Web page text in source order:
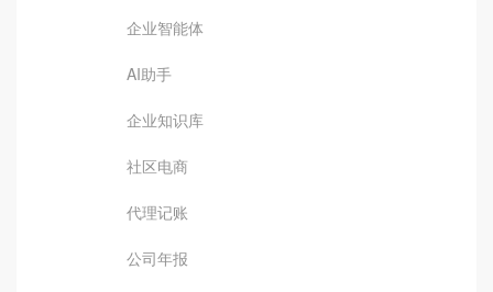
企业智能体
AI助手
企业知识库
社区电商
代理记账
公司年报